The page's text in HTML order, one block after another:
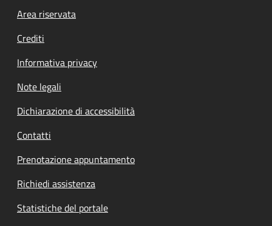
Footer menu
Area riservata
Crediti
Informativa privacy
Note legali
Dichiarazione di accessibilità
Contatti
Prenotazione appuntamento
Richiedi assistenza
Statistiche del portale